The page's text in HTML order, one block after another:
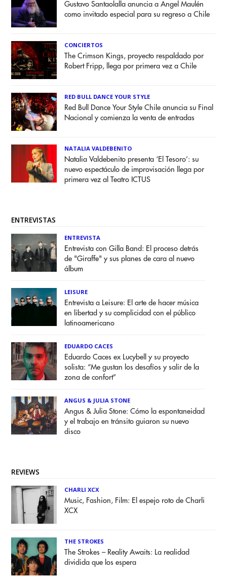
Gustavo Santaolalla anuncia a Angel Maulén
como invitado especial para su regreso a Chile
CONCIERTOS
The Crimson Kings, proyecto respaldado por
Robert Fripp, llega por primera vez a Chile
RED BULL DANCE YOUR STYLE
Red Bull Dance Your Style Chile anuncia su Final
Nacional y comienza la venta de entradas
NATALIA VALDEBENITO
Natalia Valdebenito presenta ‘El Tesoro’: su
nuevo espectáculo de improvisación llega por
primera vez al Teatro ICTUS
ENTREVISTAS
ENTREVISTA
Entrevista con Gilla Band: El proceso detrás
de "Giraffe" y sus planes de cara al nuevo
álbum
LEISURE
Entrevista a Leisure: El arte de hacer música
en libertad y su complicidad con el público
latinoamericano
EDUARDO CACES
Eduardo Caces ex Lucybell y su proyecto
solista: “Me gustan los desafíos y salir de la
zona de confort”
ANGUS & JULIA STONE
Angus & Julia Stone: Cómo la espontaneidad
y el trabajo en tránsito guiaron su nuevo
disco
REVIEWS
CHARLI XCX
Music, Fashion, Film: El espejo roto de Charli
XCX
THE STROKES
The Strokes – Reality Awaits: La realidad
dividida que los espera